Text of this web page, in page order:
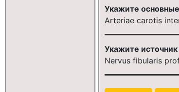
Укажите
Arteriae carotis
Укажите
Nervus fibularis